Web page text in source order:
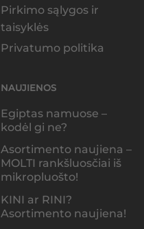
Pirkimo sąlygos ir
taisyklės
Privatumo politika
NAUJIENOS
Egiptas namuose –
kodėl gi ne?
Asortimento naujiena –
MOLTI rankšluosčiai iš
mikropluošto!
KINI ar RINI?
Asortimento naujiena!